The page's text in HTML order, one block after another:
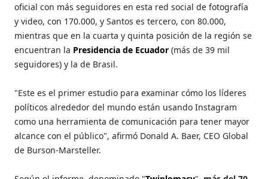
oficial con más seguidores en esta red social de fotografía
y video, con 170.000, y Santos es tercero, con 80.000,
mientras que en la cuarta y quinta posición de la región se
encuentran la Presidencia de Ecuador (más de 39 mil
seguidores) y la de Brasil.
"Este es el primer estudio para examinar cómo los líderes
políticos alrededor del mundo están usando Instagram
como una herramienta de comunicación para tener mayor
alcance con el público", afirmó Donald A. Baer, CEO Global
de Burson-Marsteller.